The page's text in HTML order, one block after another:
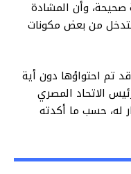
وأن المشادة
من بعض مكونات
تم احتواؤها دون أية
الاتحاد المصري
له، حسب ما أكدته